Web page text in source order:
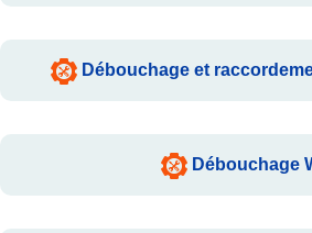
Débouchage et
Débouchage